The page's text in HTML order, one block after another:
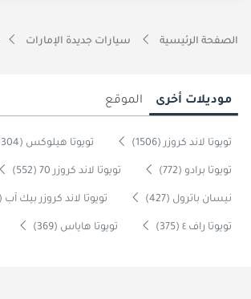
الصفحة الرئيسية سيارات جديدة الإمارات
موديلات أخرى الموقع
تويوتا لاند كروزر (1506) تويوتا هيلوكس (1304)
تويوتا برادو (772) تويوتا لاند كروزر 70 (552)
نيسان باترول (427) تويوتا لاند كروزر بيك آب (427)
تويوتا راف ٤ (375) تويوتا هاياس (369)